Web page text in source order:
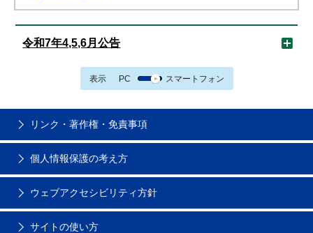
令和7年4,5,6月公告
表示 PC スマートフォン
リンク・著作権・免責事項
個人情報保護の考え方
ウェブアクセシビリティ方針
サイトの使い方